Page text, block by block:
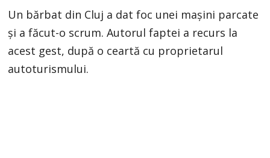
Un bărbat din Cluj a dat foc unei mașini parcate
și a făcut-o scrum. Autorul faptei a recurs la
acest gest, după o ceartă cu proprietarul
autoturismului.